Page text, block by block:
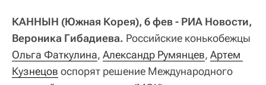
КАННЫН (Южная Корея), 6 фев - РИА Новости,
Вероника Гибадиева. Российские конькобежцы
Ольга Фаткулина, Александр Румянцев, Артем
Кузнецов оспорят решение Международного